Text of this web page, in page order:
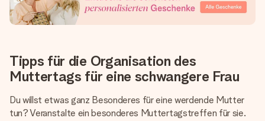
Tipps für die Organisation des
Muttertags für eine schwangere Frau
Du willst etwas ganz Besonderes für eine werdende Mutter
tun? Veranstalte ein besonderes Muttertagstreffen für sie.